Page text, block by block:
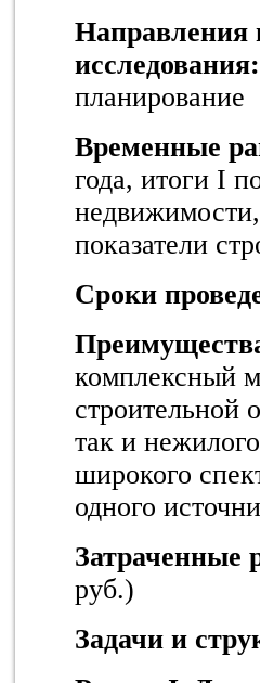
Направления
исследования:
планирование
Временные
года, итоги I
показатели
Сроки
комплексный
строительной
так и
широкого
одного
Затраченные
руб.)
Задачи и